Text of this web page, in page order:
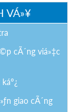
VÁ»¥
cÃ´ng viá»‡c
giao cÃ´ng